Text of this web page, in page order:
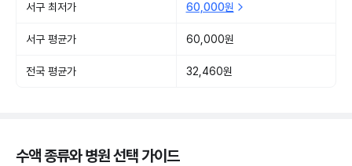
서구 최저가 60,000원
서구 평균가 60,000원
전국 평균가 32,460원
수액 종류와 병원 선택 가이드